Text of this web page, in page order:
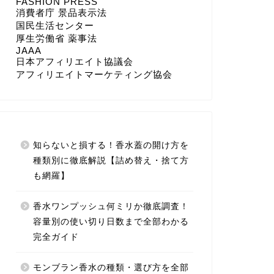
消費者庁 景品表示法
国民生活センター
厚生労働省 薬事法
JAAA
日本アフィリエイト協議会
アフィリエイトマーケティング協会
知らないと損する！香水蓋の開け方を
種類別に徹底解説【詰め替え・捨て方
も網羅】
香水ワンプッシュ何ミリか徹底調査！
容量別の使い切り日数まで全部わかる
完全ガイド
モンブラン香水の種類・選び方を全部